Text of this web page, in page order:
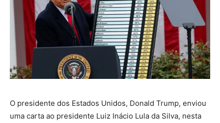
O presidente dos Estados Unidos, Donald Trump, enviou
uma carta ao presidente Luiz Inácio Lula da Silva, nesta